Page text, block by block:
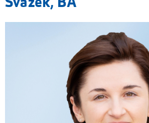
Svazek, BA